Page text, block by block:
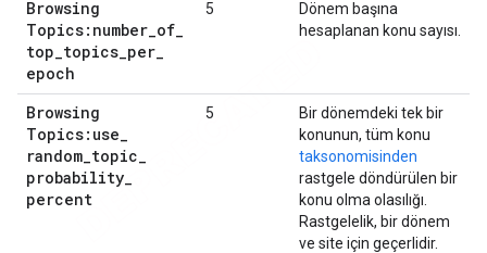
Browsing
Topics:number of
top topics per
epoch
5
Dönem başına
hesaplanan konu sayısı.
Browsing
Topics:use
random topic
probability
percent
5
Bir dönemdeki tek bir
konunun, tüm konu
taksonomisinden
rastgele döndürülen bir
konu olma olasılığı.
Rastgelelik, bir dönem
ve site için geçerlidir.